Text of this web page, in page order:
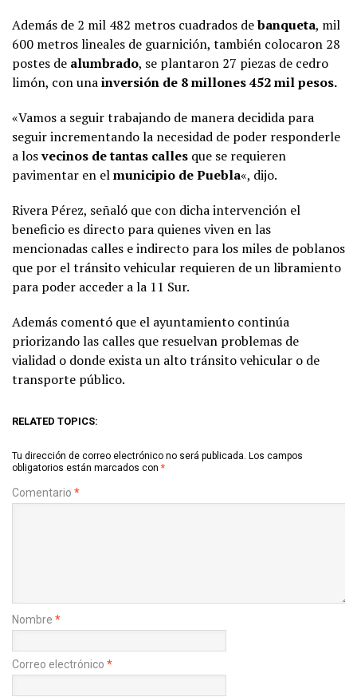
Además de 2 mil 482 metros cuadrados debanqueta, mil
600 metros lineales de guarnición, también colocaron 28
postes de alumbrado, se plantaron 27 piezas de cedro
limón, con unainversión de 8 millones 452 mil pesos.
«Vamos a seguir trabajando de manera decidida para
seguir incrementando la necesidad de poder responderle
a losvecinos de tantas calles que se requieren
pavimentar en elmunicipio de Puebla«, dijo.
Rivera Pérez, señaló que con dicha intervención el
beneficio es directo para quienes viven en las
mencionadas calles e indirecto para los miles de poblanos
que por el tránsito vehicular requieren de un libramiento
para poder acceder a la 11 Sur.
Además comentó que el ayuntamiento continúa
priorizando las calles que resuelvan problemas de
vialidad o donde exista un alto tránsito vehicular o de
transporte público.
RELATED TOPICS:
Tu dirección de correo electrónico no será publicada. Los campos
obligatorios están marcados con *
Comentario *
Nombre *
Correo electrónico *